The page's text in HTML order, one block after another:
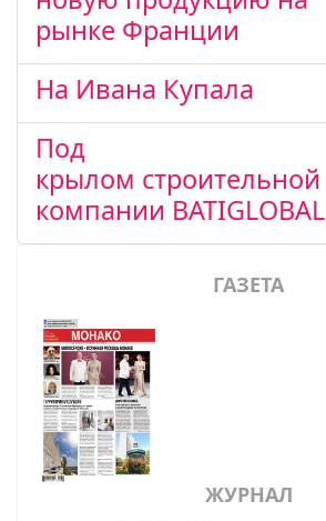
рынке Франции
На Ивана Купала
Под
крылом строительной
компании BATIGLOBAL
ГАЗЕТА
ЖУРНАЛ